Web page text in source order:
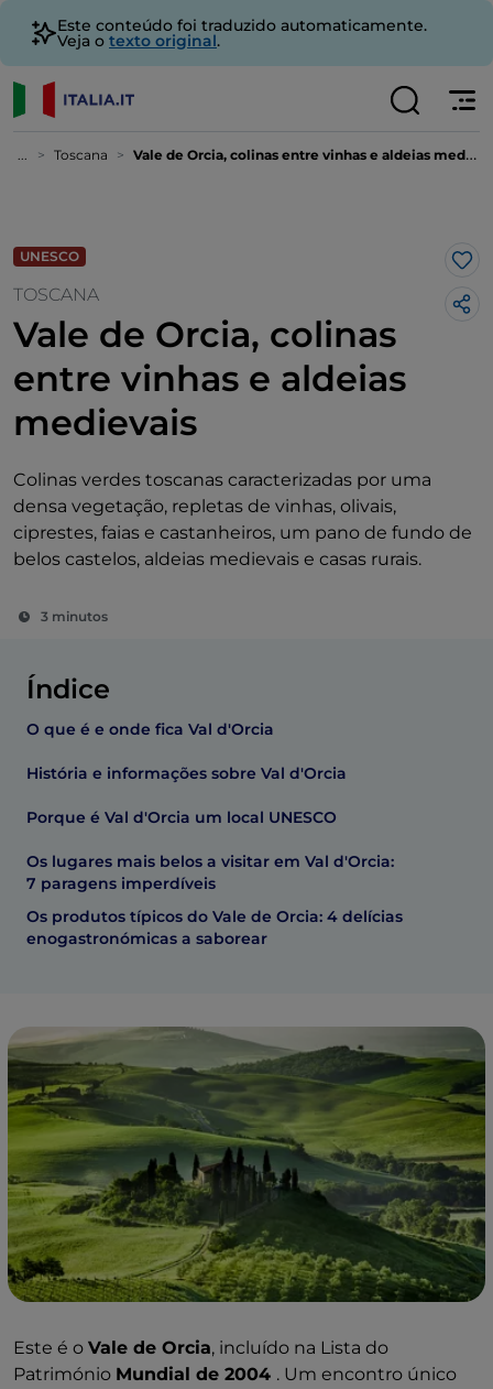
Este conteúdo foi traduzido automaticamente.
Veja o texto original.
... Toscana Vale de Orcia, colinas entre vinhas e aldeias medievais
UNESCO
TOSCANA
Vale de Orcia, colinas
entre vinhas e aldeias
medievais
Colinas verdes toscanas caracterizadas por uma
densa vegetação, repletas de vinhas, olivais,
ciprestes, faias e castanheiros, um pano de fundo de
belos castelos, aldeias medievais e casas rurais.
3 minutos
Índice
O que é e onde fica Val d'Orcia
História e informações sobre Val d'Orcia
Porque é Val d'Orcia um local UNESCO
Os lugares mais belos a visitar em Val d'Orcia:
7 paragens imperdíveis
Os produtos típicos do Vale de Orcia: 4 delícias
enogastronómicas a saborear
Este é o Vale de Orcia, incluído na Lista do
Património Mundial de 2004 . Um encontro único